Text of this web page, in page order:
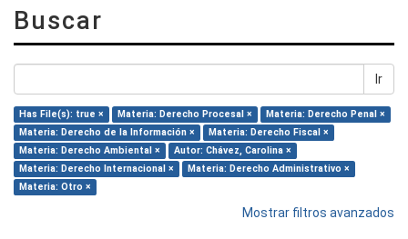
Buscar
Ir
Has File(s): true × Materia: Derecho Procesal ×
Materia: Derecho Penal ×
Materia: Derecho de la Información ×
Materia: Derecho Fiscal ×
Materia: Derecho Ambiental ×
Autor: Chávez, Carolina ×
Materia: Derecho Internacional ×
Materia: Derecho Administrativo ×
Materia: Otro ×
Mostrar filtros avanzados